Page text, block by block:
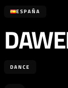
ESPAÑA
DANCE